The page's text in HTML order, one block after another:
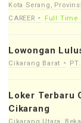
Kota Serang,
CAREER
Full Time
Lowongan
Cikarang Barat
Loker Terbaru
Cikarang
Cikarang Utara,